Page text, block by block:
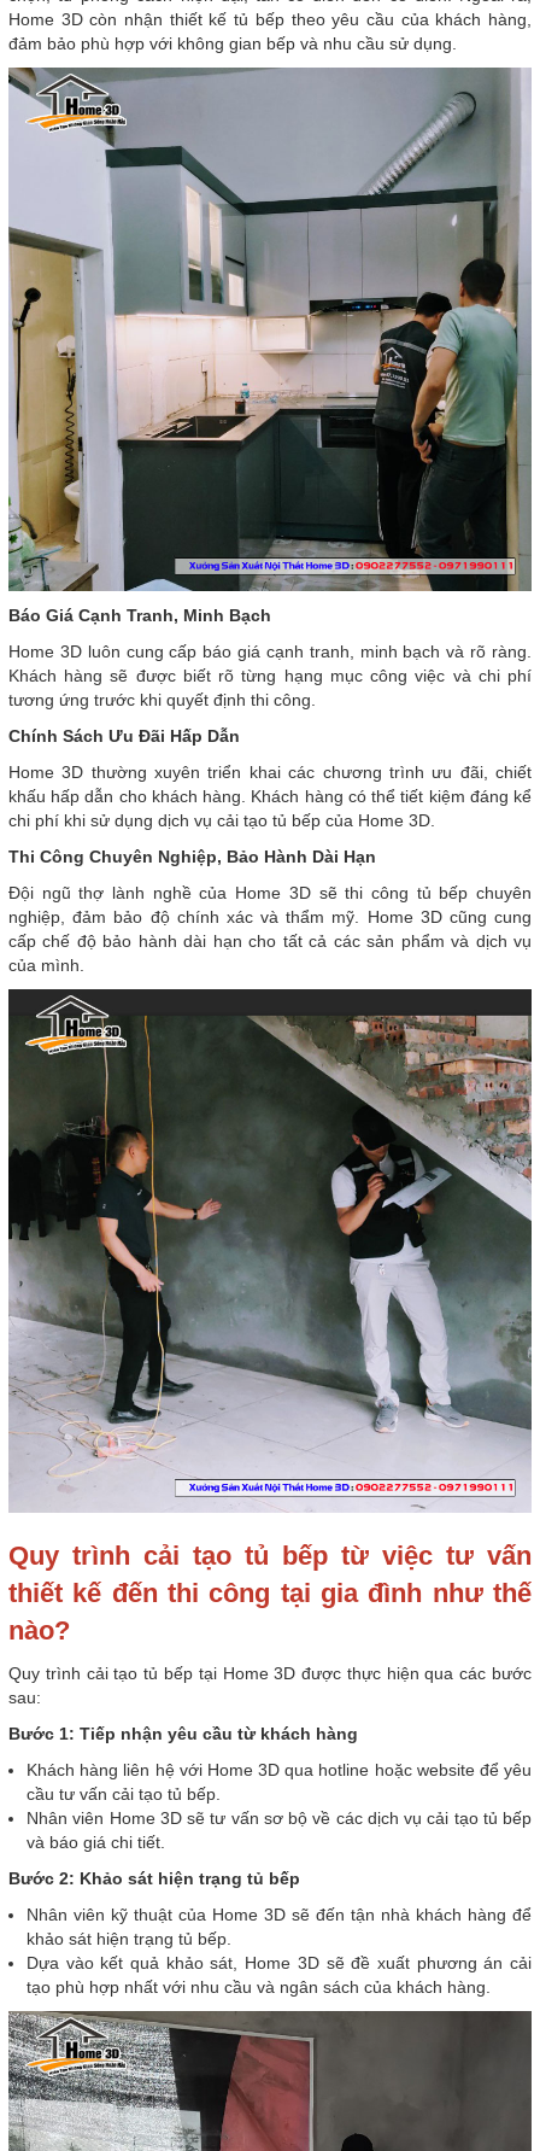
Home 3D còn nhận thiết kế tủ bếp theo yêu cầu của khách hàng,
đảm bảo phù hợp với không gian bếp và nhu cầu sử dụng.
Báo Giá Cạnh Tranh, Minh Bạch
Home 3D luôn cung cấp báo giá cạnh tranh, minh bạch và rõ ràng.
Khách hàng sẽ được biết rõ từng hạng mục công việc và chi phí
tương ứng trước khi quyết định thi công.
Chính Sách Ưu Đãi Hấp Dẫn
Home 3D thường xuyên triển khai các chương trình ưu đãi, chiết
khấu hấp dẫn cho khách hàng. Khách hàng có thể tiết kiệm đáng kể
chi phí khi sử dụng dịch vụ cải tạo tủ bếp của Home 3D.
Thi Công Chuyên Nghiệp, Bảo Hành Dài Hạn
Đội ngũ thợ lành nghề của Home 3D sẽ thi công tủ bếp chuyên
nghiệp, đảm bảo độ chính xác và thẩm mỹ. Home 3D cũng cung
cấp chế độ bảo hành dài hạn cho tất cả các sản phẩm và dịch vụ
của mình.
Quy trình cải tạo tủ bếp từ việc tư vấn
thiết kế đến thi công tại gia đình như thế
nào?
Quy trình cải tạo tủ bếp tại Home 3D được thực hiện qua các bước
sau:
Bước 1: Tiếp nhận yêu cầu từ khách hàng
Khách hàng liên hệ với Home 3D qua hotline hoặc website để yêu
cầu tư vấn cải tạo tủ bếp.
Nhân viên Home 3D sẽ tư vấn sơ bộ về các dịch vụ cải tạo tủ bếp
và báo giá chi tiết.
Bước 2: Khảo sát hiện trạng tủ bếp
Nhân viên kỹ thuật của Home 3D sẽ đến tận nhà khách hàng để
khảo sát hiện trạng tủ bếp.
Dựa vào kết quả khảo sát, Home 3D sẽ đề xuất phương án cải
tạo phù hợp nhất với nhu cầu và ngân sách của khách hàng.